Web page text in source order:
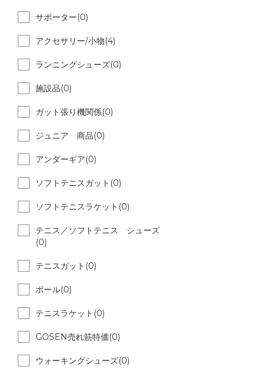
サポーター(0)
アクセサリー/小物(4)
ランニングシューズ(0)
施設品(0)
ガット張り機関係(0)
ジュニア 商品(0)
アンダーギア(0)
ソフトテニスガット(0)
ソフトテニスラケット(0)
テニス／ソフトテニス シューズ
(0)
テニスガット(0)
ボール(0)
テニスラケット(0)
GOSEN売れ筋特価(0)
ウォーキングシューズ(0)